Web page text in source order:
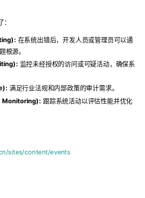
在系统出错后，开发人员或管理员可以通
根源。
监控未经授权的访问或可疑活动，确保系
满足行业法规和内部政策的审计需求。
Monitoring): 跟踪系统活动以评估性能并优化
sites/content/events